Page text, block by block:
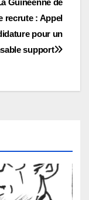
recrute : Appel
pour un
support